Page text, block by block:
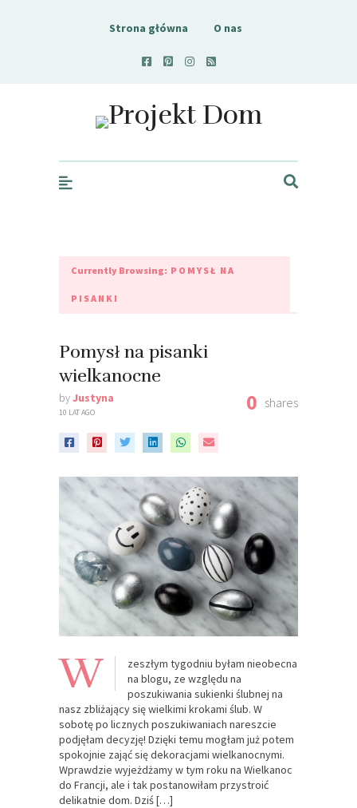
Strona główna O nas
Projekt Dom
Currently Browsing: POMYSŁ NA
PISANKI
Pomysł na pisanki
wielkanocne
byJustyna
10 LAT AGO 0 shares
W
zeszłym tygodniu byłam nieobecna
na blogu, ze względu na
poszukiwania sukienki ślubnej na
nasz zbliżający się wielkimi krokami ślub. W
sobotę po licznych poszukiwaniach nareszcie
podjęłam decyzję! Dzięki temu mogłam już potem
spokojnie zająć się dekoracjami wielkanocnymi.
Wprawdzie wyjeżdżamy w tym roku na Wielkanoc
do Francji, ale i tak postanowiłam przystroić
delikatnie dom. Dziś […]